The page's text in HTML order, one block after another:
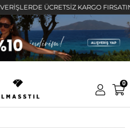
ÜCRETSİZ KARGO FIRSATINI
0